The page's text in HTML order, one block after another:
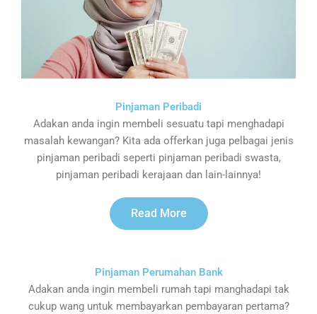
Pinjaman Peribadi
Adakan anda ingin membeli sesuatu tapi menghadapi
masalah kewangan? Kita ada offerkan juga pelbagai jenis
pinjaman peribadi seperti pinjaman peribadi swasta,
pinjaman peribadi kerajaan dan lain-lainnya!
Read More
Pinjaman Perumahan Bank
Adakan anda ingin membeli rumah tapi manghadapi tak
cukup wang untuk membayarkan pembayaran pertama?